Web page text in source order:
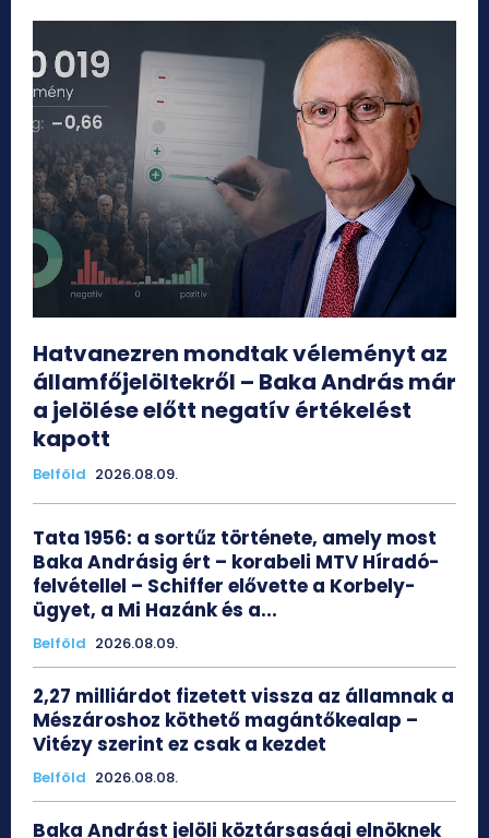
Hatvanezren mondtak véleményt az
államfőjelöltekről – Baka András már
a jelölése előtt negatív értékelést
kapott
Belföld 2026.08.09.
Tata 1956: a sortűz története, amely most
Baka Andrásig ért – korabeli MTV Híradó-
felvétellel – Schiffer elővette a Korbely-
ügyet, a Mi Hazánk és a...
Belföld 2026.08.09.
2,27 milliárdot fizetett vissza az államnak a
Mészároshoz köthető magántőkealap –
Vitézy szerint ez csak a kezdet
Belföld 2026.08.08.
Baka Andrást jelöli köztársasági elnöknek